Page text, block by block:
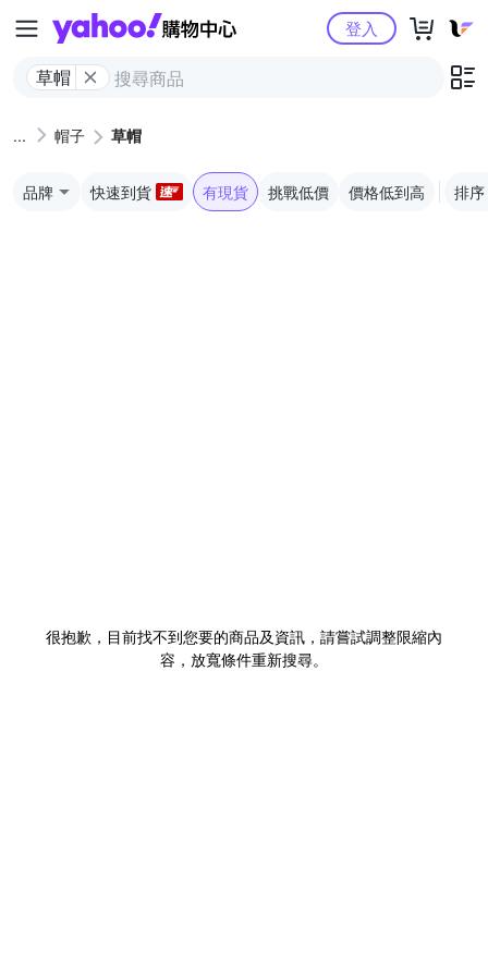
Yahoo購物中心
草帽
登入
帽子 草帽
品牌 快速到貨 有現貨 挑戰低價 價格低到高 排序
很抱歉，目前找不到您要的商品及資訊，請嘗試調整限縮內
容，放寬條件重新搜尋。